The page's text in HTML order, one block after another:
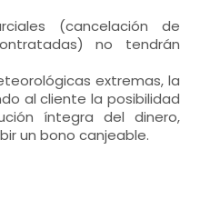
(cancelación de
no tendrán
extremas, la
al cliente la posibilidad
íntegra del dinero,
un bono canjeable.